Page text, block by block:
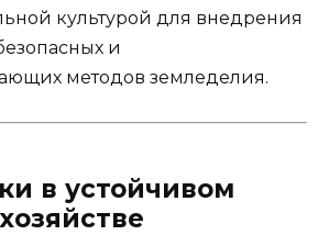
культурой для внедрения
и
методов земледелия.
в устойчивом